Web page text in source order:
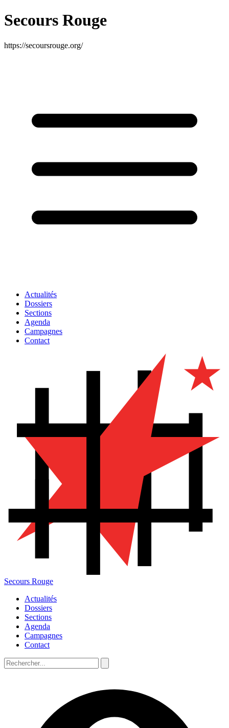
Secours Rouge
https://secoursrouge.org/
Actualités
Dossiers
Sections
Agenda
Campagnes
Contact
Secours Rouge
Actualités
Dossiers
Sections
Agenda
Campagnes
Contact